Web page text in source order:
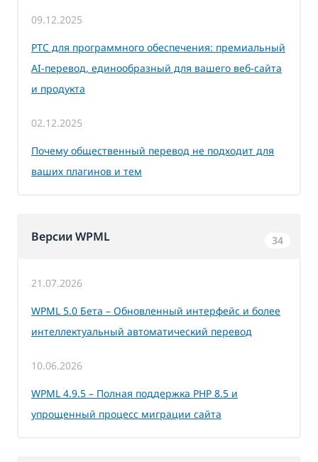
09.12.2025
PTC для программного обеспечения: премиальный
AI-перевод, единообразный для вашего веб-сайта
и продукта
02.12.2025
Почему общественный перевод не подходит для
ваших плагинов и тем
Версии WPML 34
21.07.2026
WPML 5.0 Бета – Обновленный интерфейс и более
интеллектуальный автоматический перевод
10.06.2026
WPML 4.9.5 – Полная поддержка PHP 8.5 и
упрощенный процесс миграции сайта